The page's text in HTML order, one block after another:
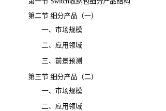
第二节 细分产品（一）
一、市场规模
二、应用领域
三、前景预测
第三节 细分产品（二）
一、市场规模
二、应用领域